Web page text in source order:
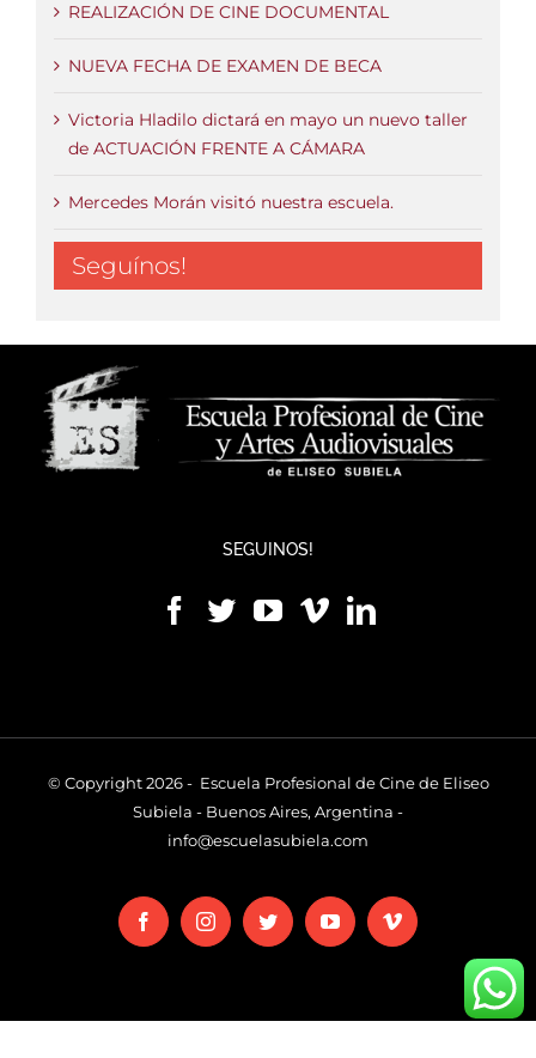
REALIZACIÓN DE CINE DOCUMENTAL
NUEVA FECHA DE EXAMEN DE BECA
Victoria Hladilo dictará en mayo un nuevo taller
de ACTUACIÓN FRENTE A CÁMARA
Mercedes Morán visitó nuestra escuela.
Seguínos!
SEGUINOS!
© Copyright 2026 - Escuela Profesional de Cine de Eliseo
Subiela - Buenos Aires, Argentina -
info@escuelasubiela.com
FacebookInstagramTwitter YouTubeVimeo